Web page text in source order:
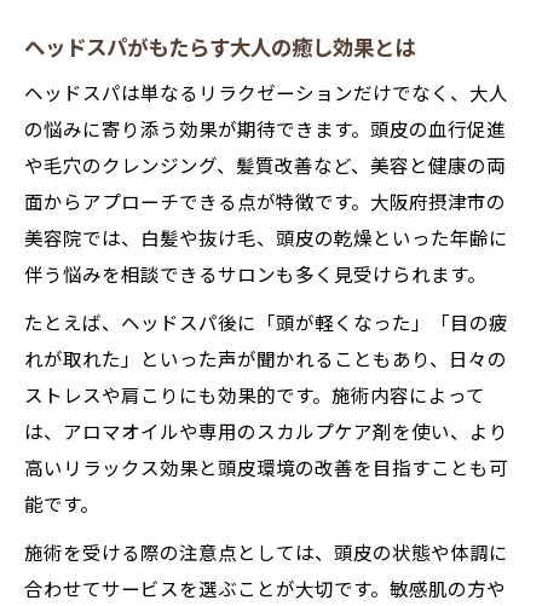
ヘッドスパがもたらす大人の癒し効果とは
ヘッドスパは単なるリラクゼーションだけでなく、大人
の悩みに寄り添う効果が期待できます。頭皮の血行促進
や毛穴のクレンジング、髪質改善など、美容と健康の両
面からアプローチできる点が特徴です。大阪府摂津市の
美容院では、白髪や抜け毛、頭皮の乾燥といった年齢に
伴う悩みを相談できるサロンも多く見受けられます。
たとえば、ヘッドスパ後に「頭が軽くなった」「目の疲
れが取れた」といった声が聞かれることもあり、日々の
ストレスや肩こりにも効果的です。施術内容によって
は、アロマオイルや専用のスカルプケア剤を使い、より
高いリラックス効果と頭皮環境の改善を目指すことも可
能です。
施術を受ける際の注意点としては、頭皮の状態や体調に
合わせてサービスを選ぶことが大切です。敏感肌の方や